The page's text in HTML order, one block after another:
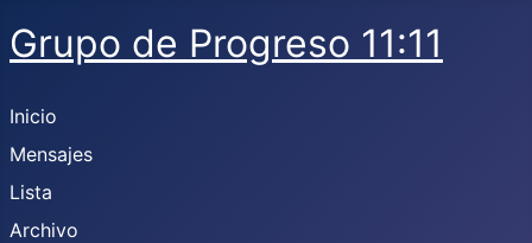
Grupo de Progreso 11:11
Inicio
Mensajes
Lista
Archivo